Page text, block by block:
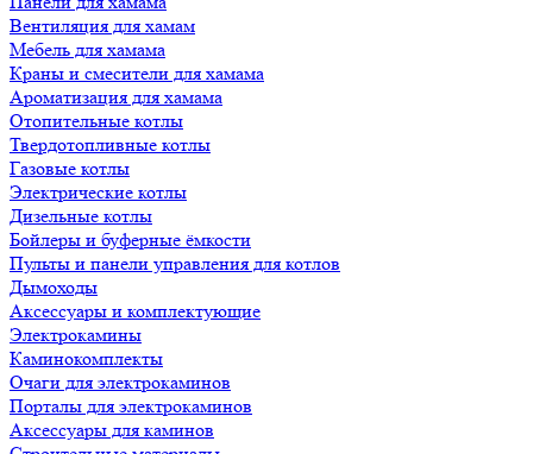
Вентиляция для хамам
Мебель для хамама
Краны и смесители для хамама
Ароматизация для хамама
Отопительные котлы
Твердотопливные котлы
Газовые котлы
Электрические котлы
Дизельные котлы
Бойлеры и буферные ёмкости
Пульты и панели управления для котлов
Дымоходы
Аксессуары и комплектующие
Электрокамины
Каминокомплекты
Очаги для электрокаминов
Порталы для электрокаминов
Аксессуары для каминов